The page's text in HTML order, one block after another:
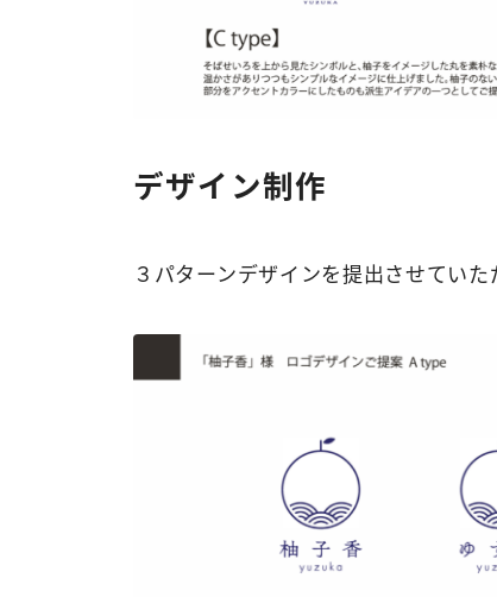
デザイン制作
３パターンデザインを提出させてい